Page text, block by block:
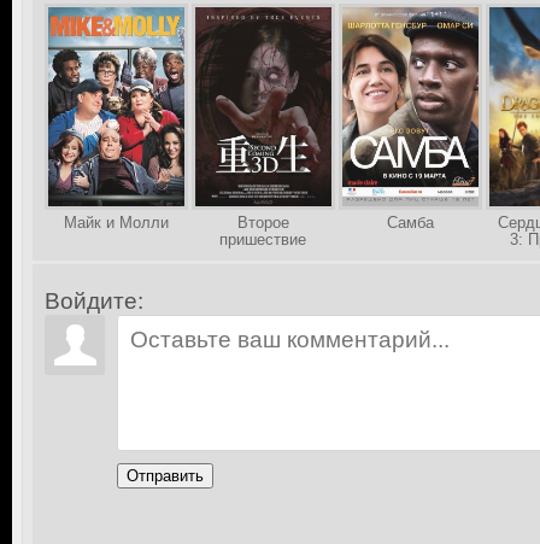
Майк и Молли
Второе
пришествие
Самба
3:
Войдите:
Отправить